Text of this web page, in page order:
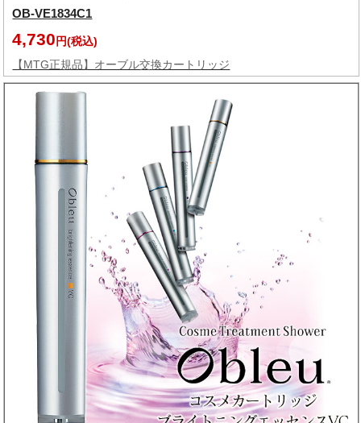
OB-VE1834C1
4,730 円(税込)
【MTG正規品】オーブル交換カートリッジ